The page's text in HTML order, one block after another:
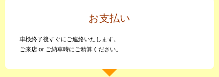
お支払い
車検終了後すぐにご連絡いたします。
ご来店 or ご納車時にご精算ください。